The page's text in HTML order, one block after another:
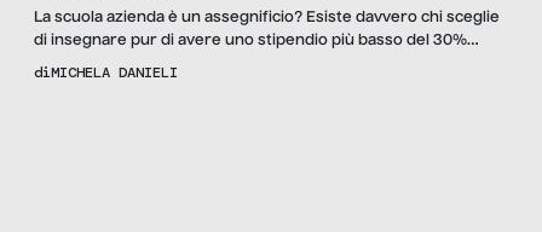
La scuola azienda è un assegnificio? Esiste davvero chi sceglie
di insegnare pur di avere uno stipendio più basso del 30%
rispetto alla media europea? Parliamo del ruolo dell’istituzione
diMICHELA DANIELI